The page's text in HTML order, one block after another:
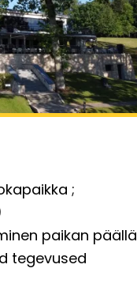
paikan päällä
tegevused